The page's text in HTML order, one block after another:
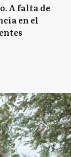
A falta de
en el